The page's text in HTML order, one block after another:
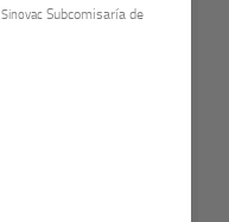
Sinovac Subcomisaría de